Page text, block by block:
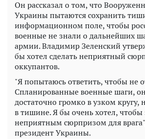
Он рассказал о том, что
Украины пытаются сохранить
информационном поле, чтобы
военные не знали о дальнейших
армии. Владимир Зеленский
бы хотел сделать неприятный
оккупантов.
"Я попытаюсь ответить, чтобы не
Спланированные военные шаги,
достаточно громко в узком кругу,
в тишине. Я бы очень хотел, чтобы
неприятным сюрпризом для
президент Украины.